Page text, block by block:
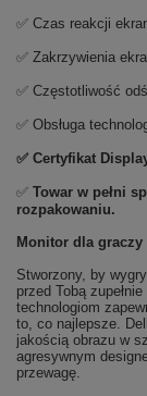
✅ Czas reakcji
✅ Zakrzywienia
✅ Częstotliwość
✅ Obsługa
✅ Certyfikat
✅ Towar w pełni
rozpakowaniu.
Monitor dla graczy
Stworzony, by
przed Tobą
technologiom
to, co najlepsze.
jakością obrazu w
agresywnym
przewagę.